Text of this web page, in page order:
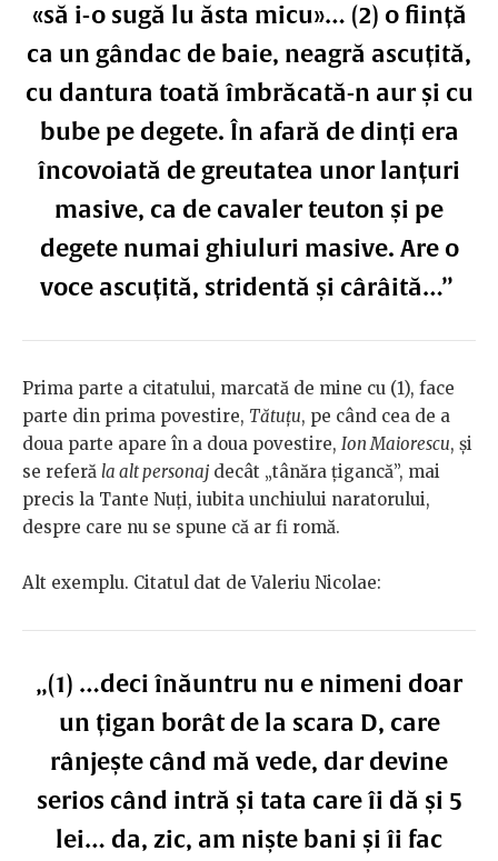
«să i-o sugă lu ăsta micu»… (2) o ființă
ca un gândac de baie, neagră ascuțită,
cu dantura toată îmbrăcată-n aur și cu
bube pe degete. În afară de dinți era
încovoiată de greutatea unor lanțuri
masive, ca de cavaler teuton și pe
degete numai ghiuluri masive. Are o
voce ascuțită, stridentă și cârâită…”
Prima parte a citatului, marcată de mine cu (1), face
parte din prima povestire, Tătuțu, pe când cea de a
doua parte apare în a doua povestire, Ion Maiorescu, și
se referă la alt personaj decât „tânăra țigancă”, mai
precis la Tante Nuți, iubita unchiului naratorului,
despre care nu se spune că ar fi romă.
Alt exemplu. Citatul dat de Valeriu Nicolae:
„(1) …deci înăuntru nu e nimeni doar
un țigan borât de la scara D, care
rânjește când mă vede, dar devine
serios când intră și tata care îi dă și 5
lei… da, zic, am niște bani și îi fac